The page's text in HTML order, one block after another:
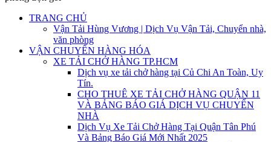
TRANG CHỦ
Vận Tải Hùng Vương | Dịch Vụ Vận Tải, Chuyển nhà,
văn phòng
VẬN CHUYỂN HÀNG HÓA
XE TẢI CHỞ HÀNG TP.HCM
Dịch vụ xe tải chở hàng tại Củ Chi An Toàn, Uy
Tín.
CHO THUÊ XE TẢI CHỞ HÀNG QUẬN 11
VÀ BẢNG BÁO GIÁ DỊCH VỤ CHUYỂN
NHÀ
Dịch Vụ Xe Tải Chở Hàng Tại Quận Tân Phú
Và Bảng Báo Giá Mới Nhất 2025